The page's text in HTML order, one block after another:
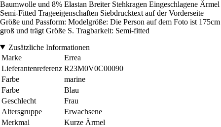
Baumwolle und 8% Elastan Breiter Stehkragen Eingeschlagene Ärmel
Semi-Fitted Trageeigenschaften Siebdrucktext auf der Vorderseite
Größe und Passform: Modelgröße: Die Person auf dem Foto ist 175cm
groß und trägt Größe S. Tragbarkeit: Semi-fitted
Zusätzliche Informationen
Marke
Errea
Lieferantenreferenz R23M0V0C00090
Farbe
marine
Farbe
Blau
Geschlecht
Frau
Altersgruppe
Erwachsene
Merkmal
Kurze Ärmel